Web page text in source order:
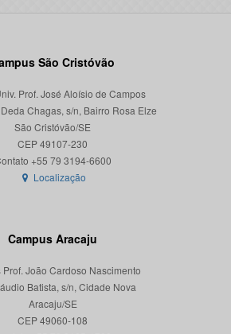
São Cristóvão
Prof. José Aloísio de Campos
Chagas, s/n, Bairro Rosa Elze
São Cristóvão/SE
CEP 49107-230
Localização
Campus Aracaju
Prof. João Cardoso Nascimento
Batista, s/n, Cidade Nova
Aracaju/SE
CEP 49060-108